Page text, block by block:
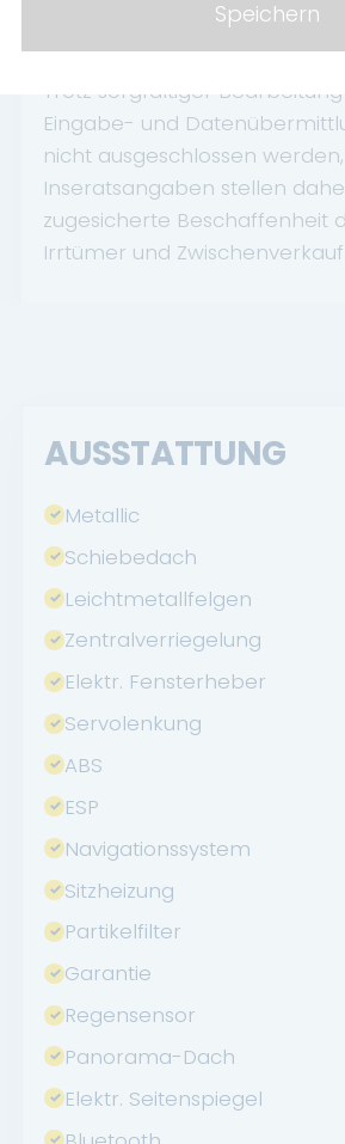
mit einem Besuch in Landau:
Trotz sorgfältiger
Eingabe- und
nicht ausgeschlossen
Inseratsangaben stellen
zugesicherte Beschaffenheit
Irrtümer und
AUSSTATTUNG
Metallic
Schiebedach
Leichtmetallfelgen
Zentralverriegelung
Elektr. Fensterheber
Servolenkung
ABS
ESP
Navigationssystem
Sitzheizung
Partikelfilter
Garantie
Regensensor
Panorama-Dach
Elektr. Seitenspiegel
Speichern